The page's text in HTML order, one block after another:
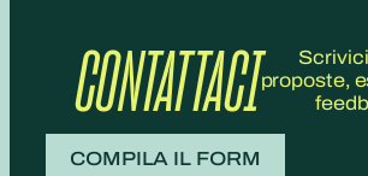
CONTATTACIproposte,
COMPILA IL FORM